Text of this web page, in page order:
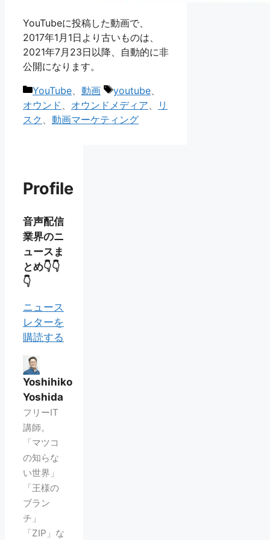
YouTubeに投稿した動画で、
2017年1月1日より古いものは、
2021年7月23日以降、自動的に非
公開になります。
カ
テ
ゴ
YouTube、 動画
タ
グ
youtube、
オウンド 、 オウンドメディア、
リ
スク 、 動画マーケティング
Profile
音声配信
業界のニ
ュースま
とめ👇👇
👇
ニュース
レターを
購読する
Yoshihiko
Yoshida
フリーIT
講師。
「マツコ
の知らな
い世界」
「王様の
ブラン
チ」
「ZIP」な